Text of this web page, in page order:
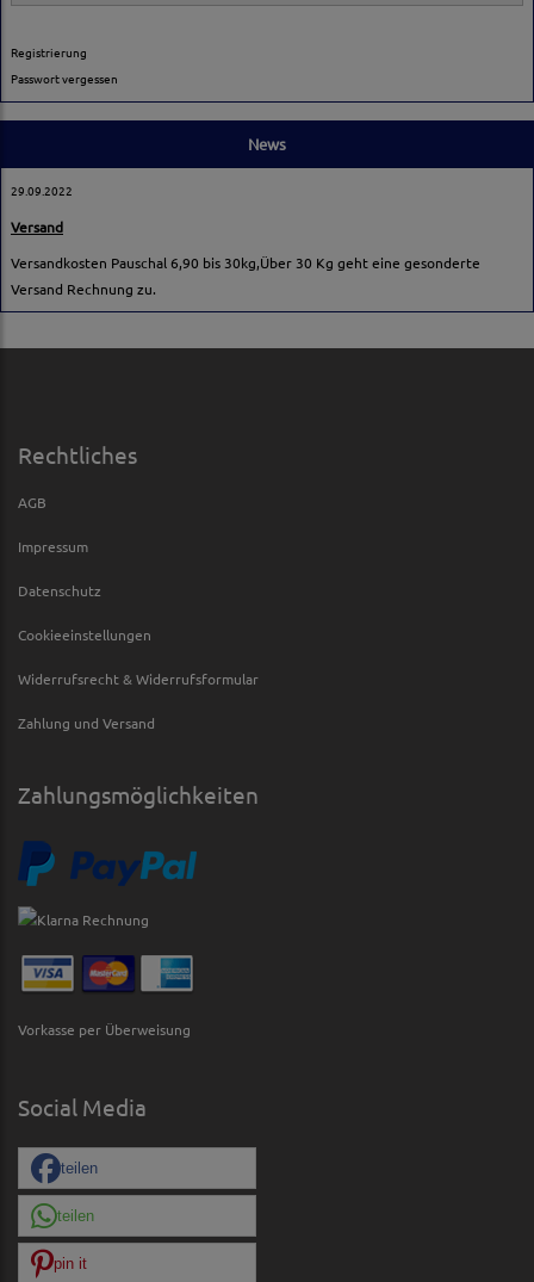
Registrierung
Passwort vergessen
News
29.09.2022
Versand
Versandkosten Pauschal 6,90 bis 30kg,Über 30 Kg geht eine gesonderte
Versand Rechnung zu.
Rechtliches
AGB
Impressum
Datenschutz
Cookieeinstellungen
Widerrufsrecht & Widerrufsformular
Zahlung und Versand
Zahlungsmöglichkeiten
Vorkasse per Überweisung
Social Media
teilen
teilen
pin it